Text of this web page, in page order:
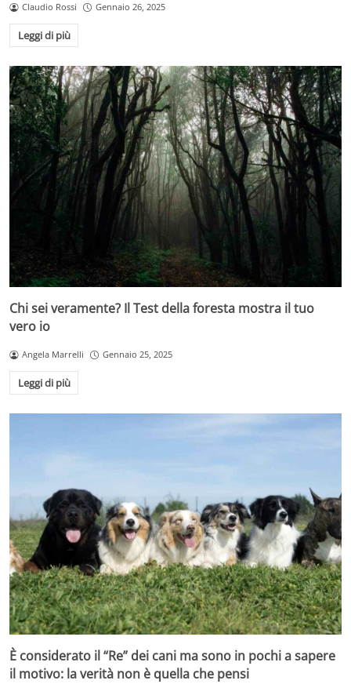
Claudio Rossi Gennaio 26, 2025
Leggi di più
Chi sei veramente? Il Test della foresta mostra il tuo
vero io
Angela Marrelli Gennaio 25, 2025
Leggi di più
È considerato il “Re” dei cani ma sono in pochi a sapere
il motivo: la verità non è quella che pensi